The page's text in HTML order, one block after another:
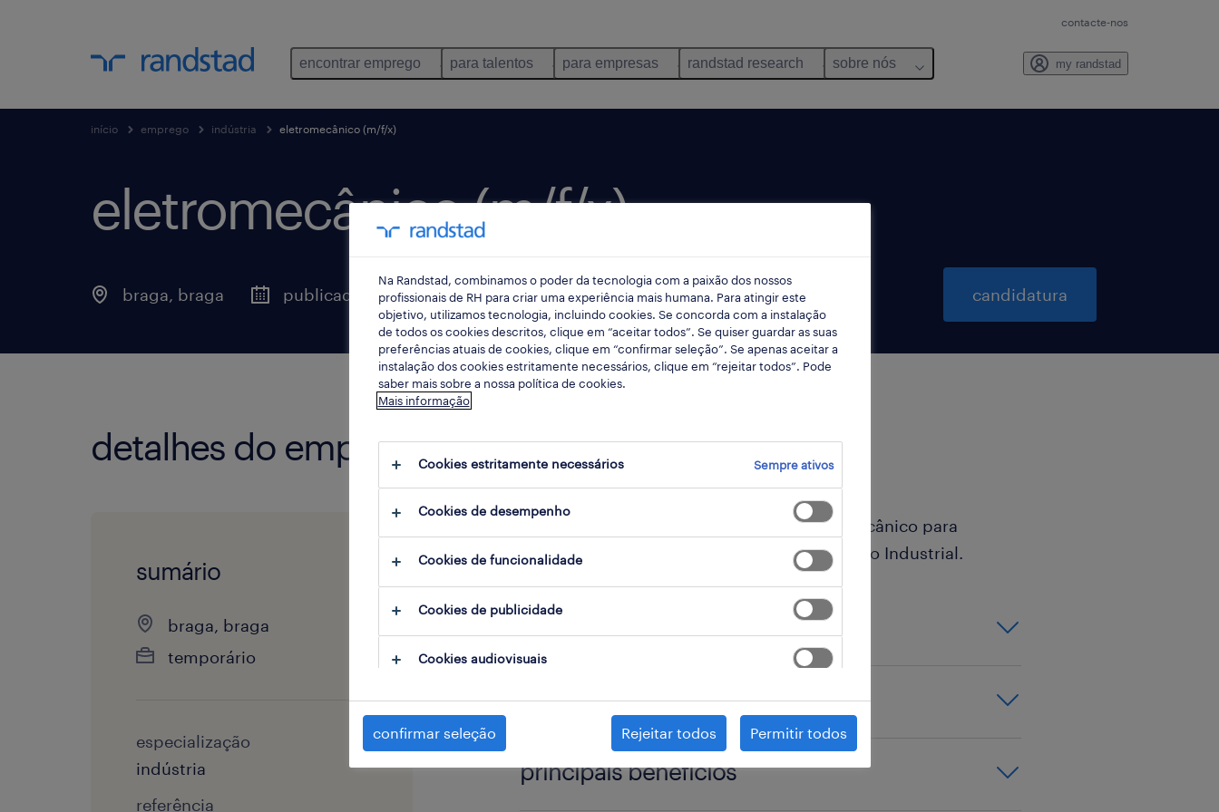
contacte-nos
encontrar emprego para talentos para empresas randstad research sobre nós my randstad
início emprego indústria eletromecânico (m/f/x)
eletromecânico (m/f/x).
braga, braga publicado há 1 dia data limite 25 agosto 2026 candidatura
detalhes do emprego
sumário
braga, braga
temporário
especialização
indústria
referência
A Randstad encontra-se a recrutar, Eletromecânico para
integrar em empresa do setor da Manutenção Industrial.
Diagnosticar avarias em sistemas mecânicos,
elétricos, eletrónicos e hidráulicos;
Efetuar a reparação de componentes e sistemas
competências
Curso Técnico em Mecânica Industrial, Mecatrónica
principais benefícios
Na Randstad, combinamos o poder da tecnologia com a paixão dos nossos
profissionais de RH para criar uma experiência mais humana. Para atingir este
objetivo, utilizamos tecnologia, incluindo cookies. Se concorda com a instalação
de todos os cookies descritos, clique em “aceitar todos”. Se quiser guardar as suas
preferências atuais de cookies, clique em “confirmar seleção”. Se apenas aceitar a
instalação dos cookies estritamente necessários, clique em “rejeitar todos”. Pode
saber mais sobre a nossa política de cookies.
Mais informação
Cookies estritamente necessários Sempre ativos
Cookies de desempenho
Cookies de funcionalidade
Cookies de publicidade
Cookies audiovisuais
confirmar seleção Rejeitar todos Permitir todos